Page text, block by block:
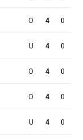
O 4 0
U 4 0
O 4 0
O 4 0
U 4 0